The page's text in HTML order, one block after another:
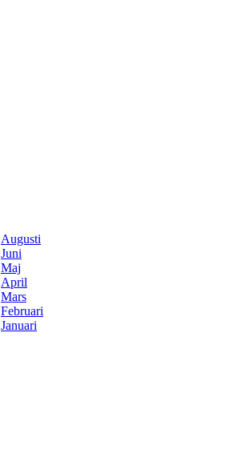
Augusti
Juni
Maj
April
Mars
Februari
Januari